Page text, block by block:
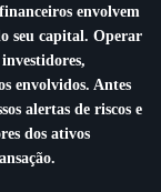
envolvem
seu capital. Operar
envolvidos. Antes
alertas de riscos e
dos ativos